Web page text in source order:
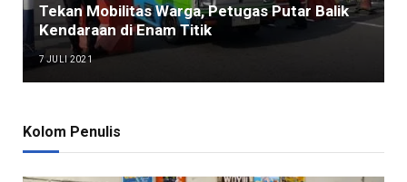
Tekan Mobilitas Warga, Petugas Putar Balik
Kendaraan di Enam Titik
7 JULI 2021
Kolom Penulis